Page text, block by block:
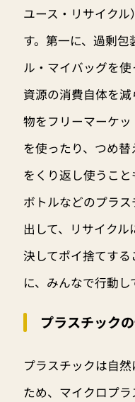
ユース・リサイク
す。第一に、過剰
ル・マイバッグを
資源の消費自体を
物をフリーマーケ
を使ったり、つめ
をくり返し使うこ
ボトルなどのプラ
出して、リサイクル
決してポイ捨てす
に、みんなで行動し
プラスチック
プラスチックは自
ため、マイクロプ